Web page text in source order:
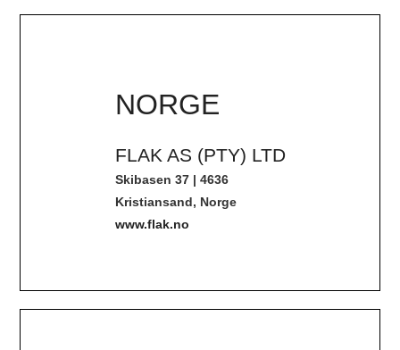
NORGE
FLAK AS (PTY) LTD
Skibasen 37 | 4636
Kristiansand, Norge
www.flak.no